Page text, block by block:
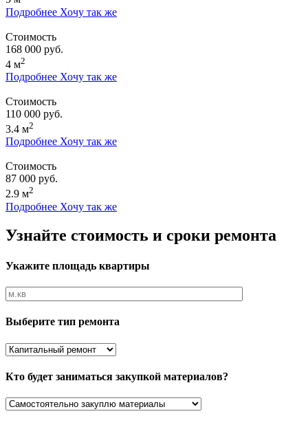
Подробнее Хочу так же
Стоимость
168 000 руб.
4 м2
Подробнее Хочу так же
Стоимость
110 000 руб.
3.4 м2
Подробнее Хочу так же
Стоимость
87 000 руб.
2.9 м2
Подробнее Хочу так же
Узнайте стоимость и сроки ремонта
Укажите площадь квартиры
Выберите тип ремонта
Кто будет заниматься закупкой материалов?